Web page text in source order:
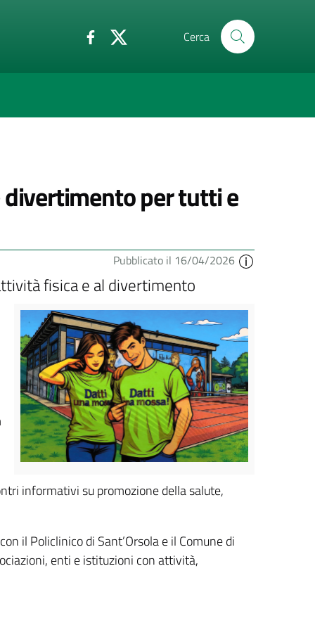
Cerca
divertimento per tutti e
Pubblicato il 16/04/2026
fisica e al divertimento
informativi su promozione della salute,
il Policlinico di Sant’Orsola e il Comune di
enti e istituzioni con attività,